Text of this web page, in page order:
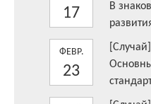
17
В
ФЕВР.
23
Случай
L46A1,